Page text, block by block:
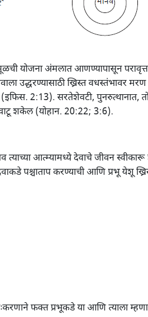
योजना अंमलात आणण्यापासून परावृत्त
उद्धरण्यासाठी ख्रिस्त वधस्तंभावर
2:13). सरतेशेवटी, पुनरुत्थानात,
शकेल (योहान. 20:22; 3:6).
आत्म्यामध्ये देवाचे जीवन स्वीकारू
पश्चाताप करण्याची आणि प्रभू येशू
फक्त प्रभूकडे या आणि त्याला